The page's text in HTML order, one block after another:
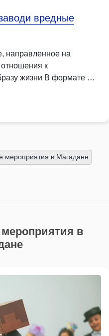
вредные
направленное на
к
жизни В формате …
мероприятия в Магадане
в